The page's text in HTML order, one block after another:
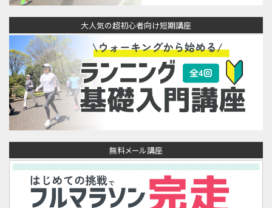
大人気の超初心者向け短期講座
無料メール講座